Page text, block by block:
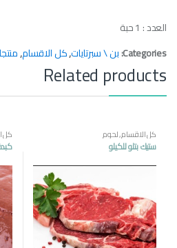
العدد : 1 حبة
Categories: بن \ سبرتايات,كل الاقسام,
Related products
كل الاقسام,لحوم
ستيك بتلو للكيلو
كل